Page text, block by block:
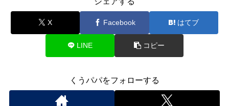
X Facebook はてブ
LINE コピー
くうパパをフォローする